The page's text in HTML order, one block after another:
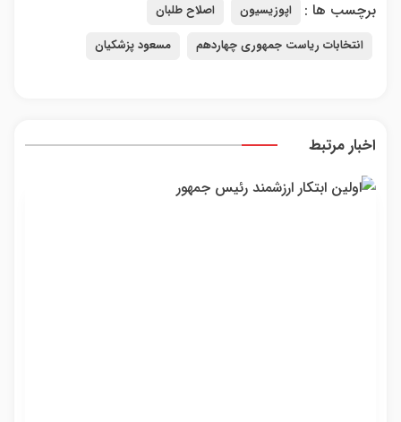
برچسب ها : اپوزیسیون
اصلاح طلبان
انتخابات ریاست جمهوری چهاردهم
مسعود پزشکیان
اخبار مرتبط